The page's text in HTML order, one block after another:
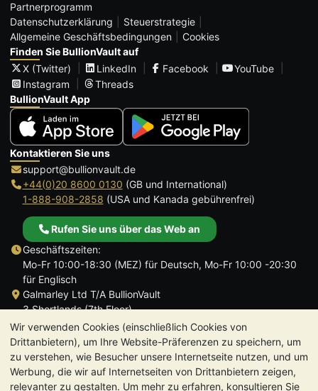
Wir verwenden Cookies (einschließlich Cookies von
Drittanbietern), um Ihre Website-Präferenzen zu speichern, um
zu verstehen, wie Besucher unsere Internetseite nutzen, und um
Werbung, die wir auf Internetseiten von Drittanbietern zeigen,
relevanter zu gestalten. Um mehr zu erfahren, konsultieren Sie
Partnerprogramm
Datenschutzerklärung
Steuerstrategie
Allgemeine Geschäftsbedingungen
Cookies
Finden Sie BullionVault auf
X (Twitter)
LinkedIn Facebook
YouTube
Instagram
Threads
BullionVault App
Kontaktieren Sie uns
support@bullionvault.de
+44(0)20 8600 0130 (GB und International)
1-888-908-2858 (USA und Kanada gebührenfrei)
Rufen Sie uns über das Web an
Geschäftszeiten:
Mo-Fr 10:00-18:30 (MEZ) für Deutsch, Mo-Fr 10:00 -20:30
für Englisch
Galmarley Ltd T/A BullionVault
3 Shortlands (7th Floor)
Hammersmith
London
W6 8DA
Großbritannien